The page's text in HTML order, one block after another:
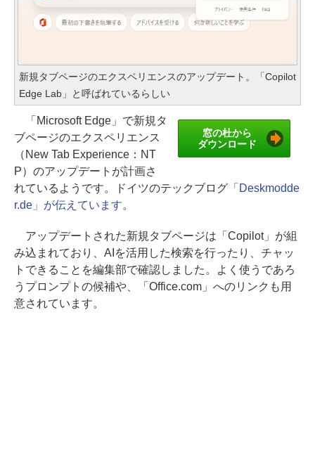
新規タブページのエクスペリエンスのアップデート。「Copilot
Edge Lab」と呼ばれているらしい
窓の杜から
ダウンロード
「Microsoft Edge」で新規タ
ブページのエクスペリエンス
（New Tab Experience：NT
P）のアップデートが計画さ
れているようです。ドイツのテックブログ「Deskmodde
r.de」が伝えています。
アップデートされた新規タブページは「Copilot」が組
み込まれており、AIを活用した検索を行ったり、チャッ
トできることを編集部で確認しました。よく使うであろ
うプロンプトの候補や、「Office.com」へのリンクも用
意されています。